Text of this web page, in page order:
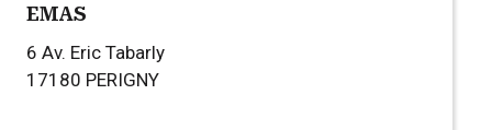
EMAS
6 Av. Eric Tabarly
17180 PERIGNY